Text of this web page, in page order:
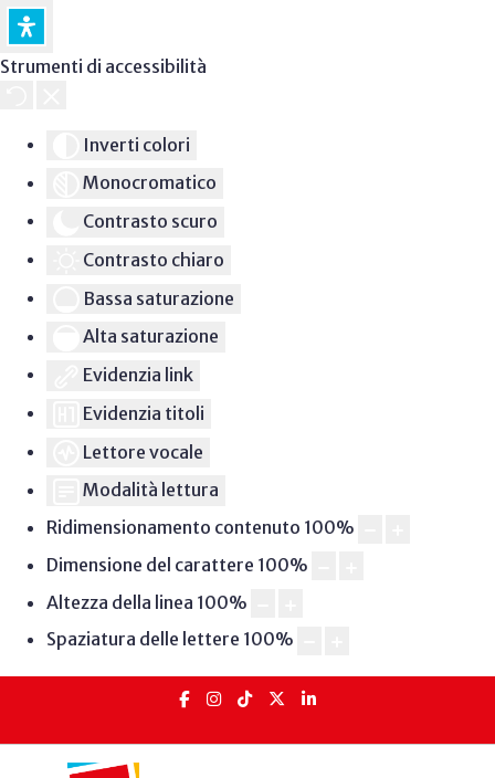
Strumenti di accessibilità
Inverti colori
Monocromatico
Contrasto scuro
Contrasto chiaro
Bassa saturazione
Alta saturazione
Evidenzia link
Evidenzia titoli
Lettore vocale
Modalità lettura
Ridimensionamento contenuto 100%
Dimensione del carattere 100%
Altezza della linea 100%
Spaziatura delle lettere 100%